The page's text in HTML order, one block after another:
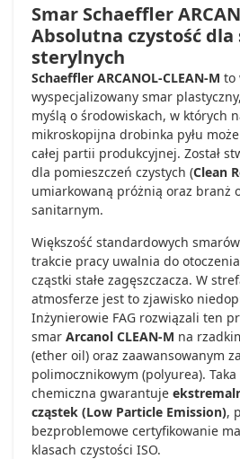
Smar Schaeffler
Absolutna czystość
sterylnych
Schaeffler ARCANOL-CLEAN-M to
wyspecjalizowany smar
myślą o środowiskach, w których
mikroskopijna drobinka pyłu
całej partii produkcyjnej. Został
dla pomieszczeń czystych (Clean
umiarkowaną próżnią oraz branż
sanitarnym.
Większość standardowych
trakcie pracy uwalnia do
cząstki stałe zagęszczacza. W
atmosferze jest to zjawisko
Inżynierowie FAG rozwiązali ten
smar Arcanol CLEAN-M na
(ether oil) oraz zaawansowanym
polimocznikowym (polyurea).
chemiczna gwarantuje
cząstek (Low Particle Emission),
bezproblemowe certyfikowanie
klasach czystości ISO.